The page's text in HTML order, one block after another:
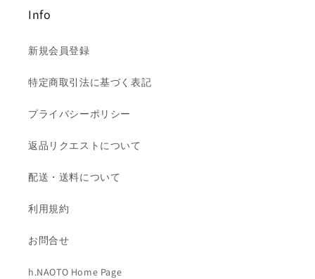
Info
新規会員登録
特定商取引法に基づく表記
プライバシーポリシー
返品リクエストについて
配送・送料について
利用規約
お問合せ
h.NAOTO Home Page